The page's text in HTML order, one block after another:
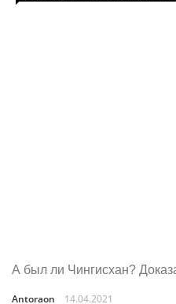
А был ли Чингисхан?
Antoraon 14.04.2021